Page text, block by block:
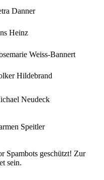
Danner
Heinz
Weiss-Bannert
Hildebrand
Neudeck
Speitler
Spambots geschützt! Zur
sein.